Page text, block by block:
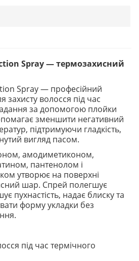
Spray — термозахисний
Spray — професійний
волосся під час
за допомогою плойки
зменшити негативний
підтримуючи гладкість,
вигляд пасом.
амодиметиконом,
пантенолом і
утворює на поверхні
шар. Спрей полегшує
пухнастість, надає блиску та
форму укладки без
під час термічного